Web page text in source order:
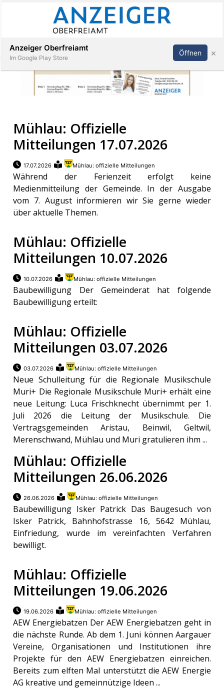
Veranstaltungen
E-
Auw
Auw:
Mitteilungen
Abonnieren Anmelden
Mühlau: Offizielle
Mitteilungen 17.07.2026
17.07.2026 Mühlau: offizielle Mitteilungen
Während der Ferienzeit erfolgt keine
Medienmitteilung der Gemeinde. In der Ausgabe
vom 7. August informieren wir Sie gerne wieder
über aktuelle Themen.
Mühlau: Offizielle
Mitteilungen 10.07.2026
10.07.2026 Mühlau: offizielle Mitteilungen
Baubewilligung Der Gemeinderat hat folgende
Baubewilligung erteilt:
Mühlau: Offizielle
Mitteilungen 03.07.2026
03.07.2026 Mühlau: offizielle Mitteilungen
Neue Schulleitung für die Regionale Musikschule
Muri+ Die Regionale Musikschule Muri+ erhält eine
neue Leitung: Luca Frischknecht übernimmt per 1.
Juli 2026 die Leitung der Musikschule. Die
Vertragsgemeinden Aristau, Beinwil, Geltwil,
Merenschwand, Mühlau und Muri gratulieren ihm ...
Mühlau: Offizielle
Mitteilungen 26.06.2026
26.06.2026 Mühlau: offizielle Mitteilungen
Baubewilligung Isker Patrick Das Baugesuch von
Isker Patrick, Bahnhofstrasse 16, 5642 Mühlau,
Einfriedung, wurde im vereinfachten Verfahren
bewilligt.
Mühlau: Offizielle
Mitteilungen 19.06.2026
19.06.2026 Mühlau: offizielle Mitteilungen
AEW Energiebatzen Der AEW Energiebatzen geht in
die nächste Runde. Ab dem 1. Juni können Aargauer
Vereine, Organisationen und Institutionen ihre
Projekte für den AEW Energiebatzen einreichen.
Bereits zum elften Mal unterstützt die AEW Energie
AG kreative und gemeinnützige Ideen ...
Anzeiger Oberfreiamt
Im Google Play Store
Öffnen ×